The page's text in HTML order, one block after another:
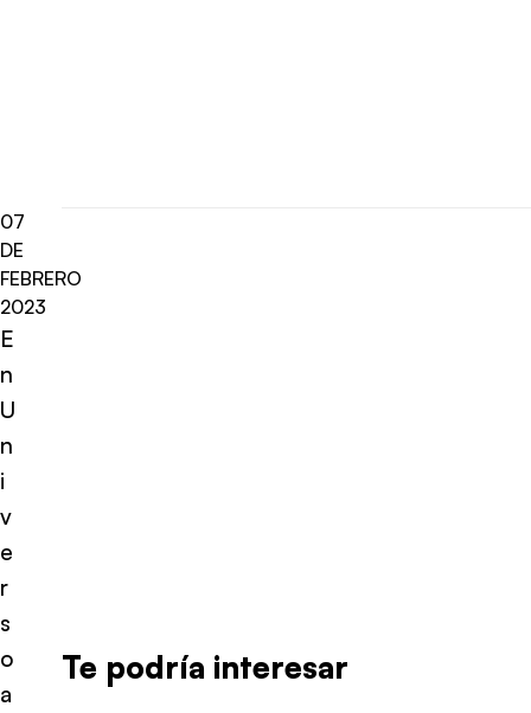
07
DE
FEBRERO
2023
E
n
U
n
i
v
e
r
s
o
a
Te podría interesar